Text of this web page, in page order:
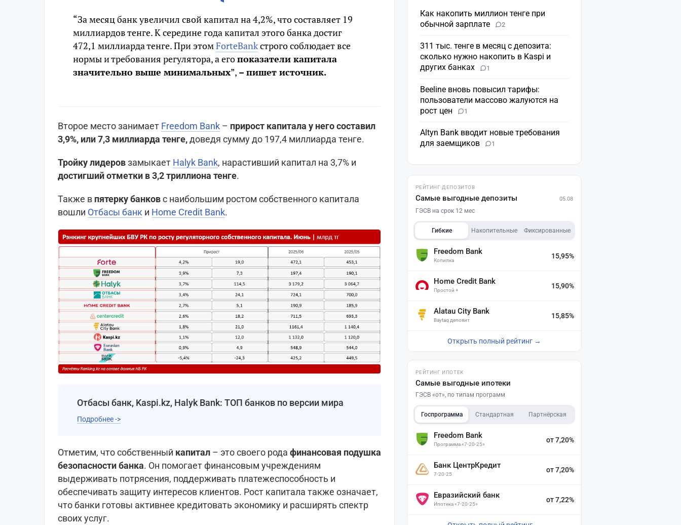
“За месяц банк увеличил свой капитал на 4,2%, что составляет 19
миллиардов тенге. К середине года капитал этого банка достиг
472,1 миллиарда тенге. При этомForteBankстрого соблюдает все
нормы и требования регулятора, а егопоказатели капитала
значительно выше минимальных”, – пишет источник.
Второе место занимает Freedom Bank – прирост капитала у него составил
3,9%, или 7,3 миллиарда тенге,доведя сумму до 197,4 миллиарда тенге.
Тройку лидеровзамыкает Halyk Bank, нарастивший капитал на 3,7% и
достигший отметки в 3,2 триллиона тенге.
Также в пятерку банковс наибольшим ростом собственного капитала
вошли Отбасы банк и Home Credit Bank.
Отбасы банк, Kaspi.kz, Halyk Bank: ТОП банков по версии мира
Подробнее ->
Oтметим, что собственный капитал – это своего рода финансовая подушка
безопасности банка. Он помогает финансовым учреждениям
выдерживать потрясения, поддерживать платежеспособность и
обеспечивать защиту интересов клиентов. Рост капитала также означает,
что банки готовы активнее кредитовать экономику и расширять спектр
своих услуг.
Как накопить миллион тенге при
обычной зарплате
2
311 тыс. тенге в месяц с депозита:
сколько нужно накопить в Kaspi и
других банках
1
Beeline вновь повысил тарифы:
пользователи массово жалуются на
рост цен
1
Altyn Bank вводит новые требования
для заемщиков
1
РЕЙТИНГ ДЕПОЗИТОВ
Самые выгодные депозиты 05.08
ГЭСВ на срок 12 мес
Гибкие Накопительные Фиксированные
Freedom Bank
Копилка
15,95%
Home Credit Bank
Простой +
15,90%
Alatau City Bank
Baytaq депозит
15,85%
Открыть полный рейтинг →
РЕЙТИНГ ИПОТЕК
Самые выгодные ипотеки
ГЭСВ «от», по типам программ
Госпрограмма Стандартная Партнёрская
Freedom Bank
Программа «7-20-25»
от 7,20%
Банк ЦентрКредит
7-20-25
от 7,20%
Евразийский банк
Ипотека «7-20-25»
от 7,22%